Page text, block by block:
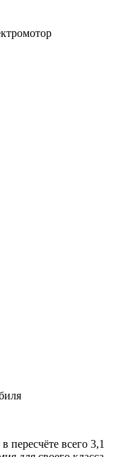
пересчёте всего 3,1